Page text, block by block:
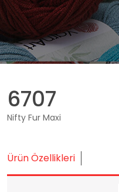
6707
Nifty Fur Maxi
Ürün Özellikleri